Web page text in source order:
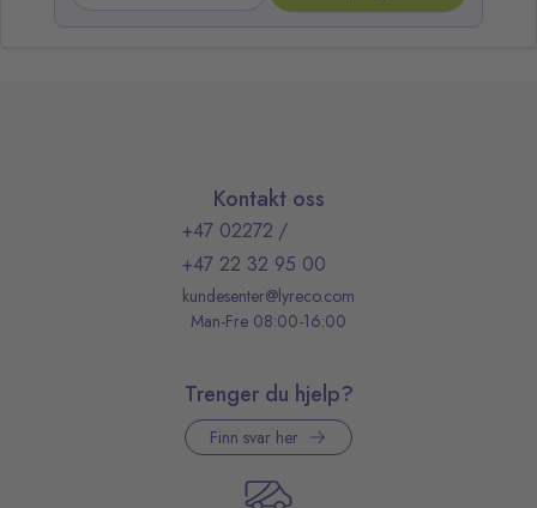
Kontakt oss
+47 02272 /
+47 22 32 95 00
kundesenter@lyreco.com
Man-Fre 08:00-16:00
Trenger du hjelp?
Finn svar her